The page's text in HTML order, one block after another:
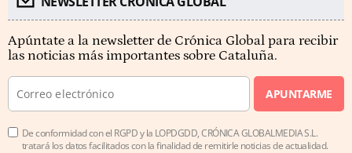
Apúntate a la newsletter de Crónica Global para recibir
las noticias más importantes sobre Cataluña.
APUNTARME
De conformidad con el RGPD y la LOPDGDD, CRÓNICA GLOBALMEDIA S.L.
tratará los datos facilitados con la finalidad de remitirle noticias de actualidad.